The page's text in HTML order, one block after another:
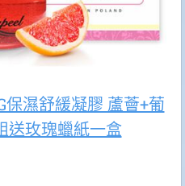
濕舒緩凝膠 蘆薈+葡
送玫瑰蠟紙一盒